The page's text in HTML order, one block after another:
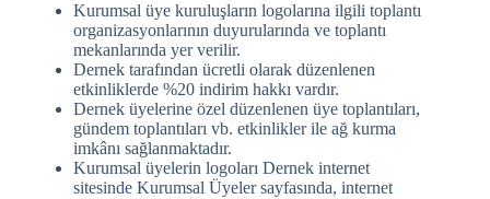
Kurumsal üye kuruluşların logolarına ilgili toplantı
organizasyonlarının duyurularında ve toplantı
mekanlarında yer verilir.
Dernek tarafından ücretli olarak düzenlenen
etkinliklerde %20 indirim hakkı vardır.
Dernek üyelerine özel düzenlenen üye toplantıları,
gündem toplantıları vb. etkinlikler ile ağ kurma
imkânı sağlanmaktadır.
Kurumsal üyelerin logoları Dernek internet
sitesinde Kurumsal Üyeler sayfasında, internet